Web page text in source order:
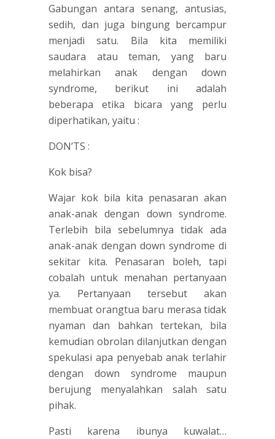
Gabungan antara senang, antusias,
sedih, dan juga bingung bercampur
menjadi satu. Bila kita memiliki
saudara atau teman, yang baru
melahirkan anak dengan down
syndrome, berikut ini adalah
beberapa etika bicara yang perlu
diperhatikan, yaitu :
DON’TS :
Kok bisa?
Wajar kok bila kita penasaran akan
anak-anak dengan down syndrome.
Terlebih bila sebelumnya tidak ada
anak-anak dengan down syndrome di
sekitar kita. Penasaran boleh, tapi
cobalah untuk menahan pertanyaan
ya. Pertanyaan tersebut akan
membuat orangtua baru merasa tidak
nyaman dan bahkan tertekan, bila
kemudian obrolan dilanjutkan dengan
spekulasi apa penyebab anak terlahir
dengan down syndrome maupun
berujung menyalahkan salah satu
pihak.
Pasti karena ibunya kuwalat…